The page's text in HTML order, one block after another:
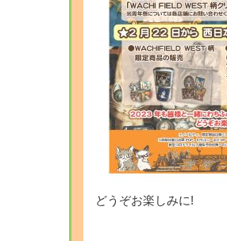
どうぞお楽しみに!